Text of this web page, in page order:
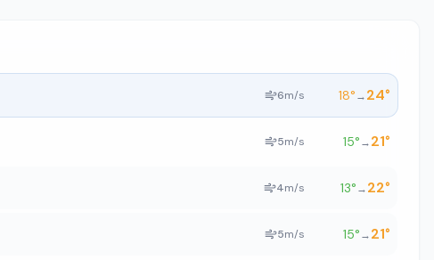
6m/s 18°→24°
5m/s 15°→21°
4m/s 13°→22°
5m/s 15°→21°